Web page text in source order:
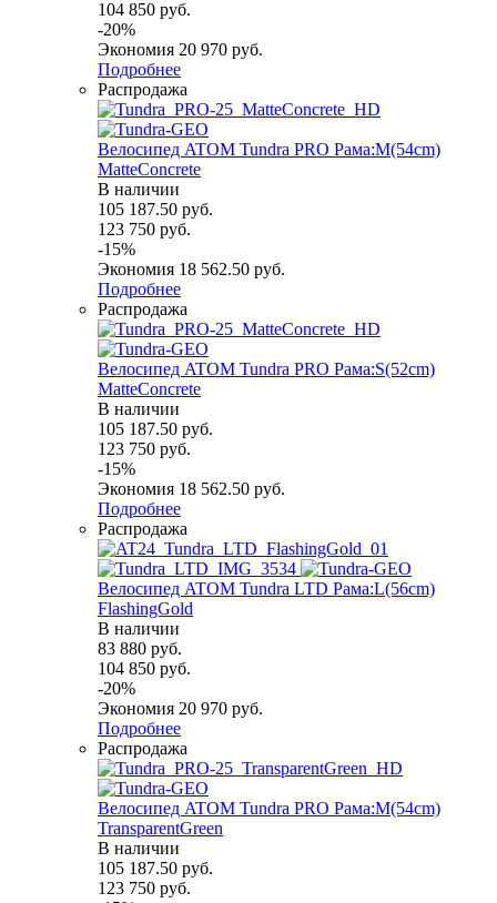
104 850 руб.
-20%
Экономия 20 970 руб.
Подробнее
Распродажа
Велосипед ATOM Tundra PRO Рама:M(54cm)
MatteConcrete
В наличии
105 187.50 руб.
123 750 руб.
-15%
Экономия 18 562.50 руб.
Подробнее
Распродажа
Велосипед ATOM Tundra PRO Рама:S(52cm)
MatteConcrete
В наличии
105 187.50 руб.
123 750 руб.
-15%
Экономия 18 562.50 руб.
Подробнее
Распродажа
Велосипед ATOM Tundra LTD Рама:L(56cm)
FlashingGold
В наличии
83 880 руб.
104 850 руб.
-20%
Экономия 20 970 руб.
Подробнее
Распродажа
Велосипед ATOM Tundra PRO Рама:M(54cm)
TransparentGreen
В наличии
105 187.50 руб.
123 750 руб.